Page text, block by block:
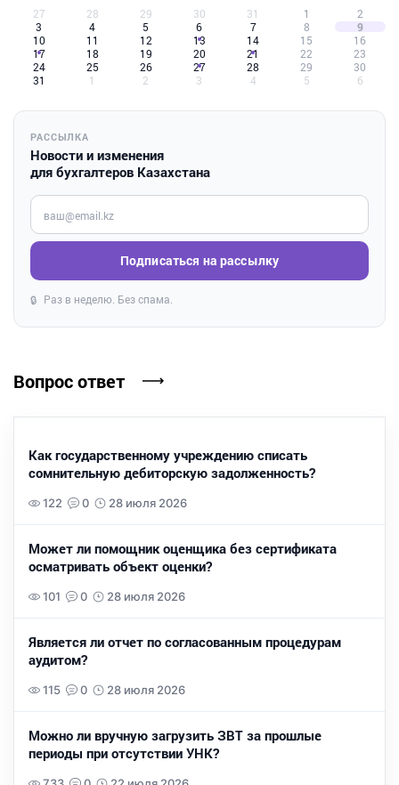
27 28 29 30 31 1
2
3
4 5 6 7 8
9
10
11 12 13 14 15
16
17
18 19 20 21 22
23
24
25 26 27 28 29
30
31
1 2 3 4 5 6
РАССЫЛКА
Новости и изменения
для бухгалтеров Казахстана
Введите ваш e-mail
Подписаться на рассылку
🔒 Раз в неделю. Без спама.
Вопрос ответ
Как государственному учреждению списать
сомнительную дебиторскую задолженность?
122 0 28 июля 2026
Может ли помощник оценщика без сертификата
осматривать объект оценки?
101 0 28 июля 2026
Является ли отчет по согласованным процедурам
аудитом?
115 0 28 июля 2026
Можно ли вручную загрузить ЗВТ за прошлые
периоды при отсутствии УНК?